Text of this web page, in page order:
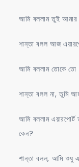
আমি বললাম তুই আমার
শান্তা বলল আজ
আমি বললাম তোকে তো
শান্তা বলল না, তুমি
আমি বললাম এয়ারপোর্ট
কেন?
শান্তা বলল, আমি শুধু